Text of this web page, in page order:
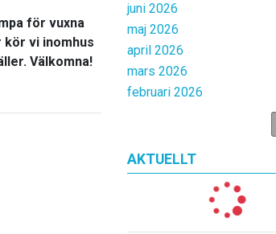
juni 2026
maj 2026
april 2026
mars 2026
februari 2026
AKTUELLT
för vuxna
kör vi inomhus
Välkomna!